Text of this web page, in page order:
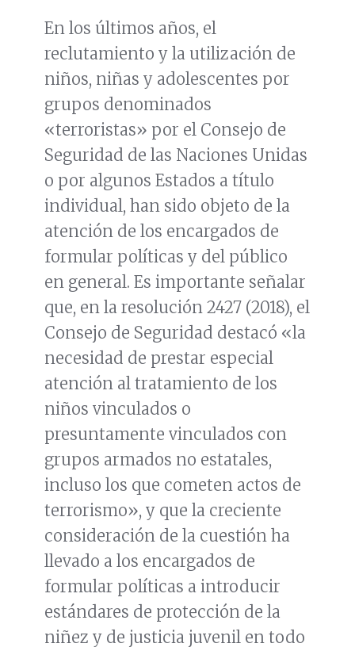
En los últimos años, el
reclutamiento y la utilización de
niños, niñas y adolescentes por
grupos denominados
«terroristas» por el Consejo de
Seguridad de las Naciones Unidas
o por algunos Estados a título
individual, han sido objeto de la
atención de los encargados de
formular políticas y del público
en general. Es importante señalar
que, en la resolución 2427 (2018), el
Consejo de Seguridad destacó «la
necesidad de prestar especial
atención al tratamiento de los
niños vinculados o
presuntamente vinculados con
grupos armados no estatales,
incluso los que cometen actos de
terrorismo», y que la creciente
consideración de la cuestión ha
llevado a los encargados de
formular políticas a introducir
estándares de protección de la
niñez y de justicia juvenil en todo